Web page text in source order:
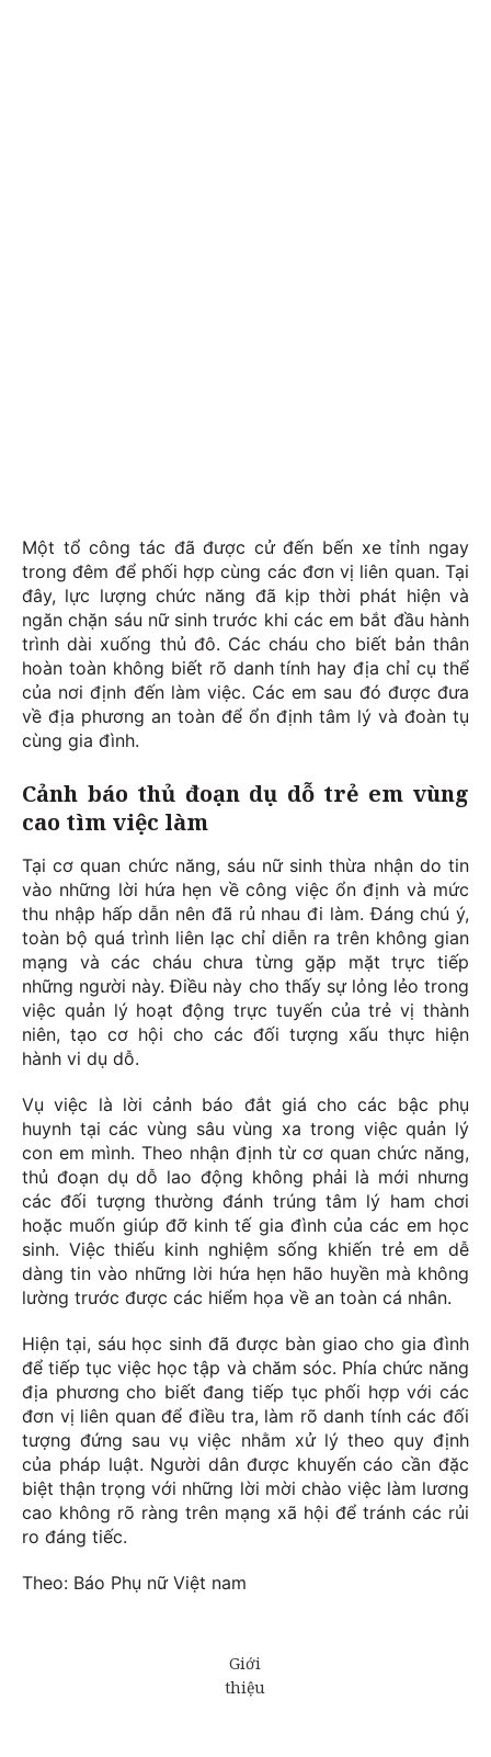
Một tổ công tác đã được cử đến bến xe tỉnh ngay
trong đêm để phối hợp cùng các đơn vị liên quan. Tại
đây, lực lượng chức năng đã kịp thời phát hiện và
ngăn chặn sáu nữ sinh trước khi các em bắt đầu hành
trình dài xuống thủ đô. Các cháu cho biết bản thân
hoàn toàn không biết rõ danh tính hay địa chỉ cụ thể
của nơi định đến làm việc. Các em sau đó được đưa
về địa phương an toàn để ổn định tâm lý và đoàn tụ
cùng gia đình.
Cảnh báo thủ đoạn dụ dỗ trẻ em vùng
cao tìm việc làm
Tại cơ quan chức năng, sáu nữ sinh thừa nhận do tin
vào những lời hứa hẹn về công việc ổn định và mức
thu nhập hấp dẫn nên đã rủ nhau đi làm. Đáng chú ý,
toàn bộ quá trình liên lạc chỉ diễn ra trên không gian
mạng và các cháu chưa từng gặp mặt trực tiếp
những người này. Điều này cho thấy sự lỏng lẻo trong
việc quản lý hoạt động trực tuyến của trẻ vị thành
niên, tạo cơ hội cho các đối tượng xấu thực hiện
hành vi dụ dỗ.
Vụ việc là lời cảnh báo đắt giá cho các bậc phụ
huynh tại các vùng sâu vùng xa trong việc quản lý
con em mình. Theo nhận định từ cơ quan chức năng,
thủ đoạn dụ dỗ lao động không phải là mới nhưng
các đối tượng thường đánh trúng tâm lý ham chơi
hoặc muốn giúp đỡ kinh tế gia đình của các em học
sinh. Việc thiếu kinh nghiệm sống khiến trẻ em dễ
dàng tin vào những lời hứa hẹn hão huyền mà không
lường trước được các hiểm họa về an toàn cá nhân.
Hiện tại, sáu học sinh đã được bàn giao cho gia đình
để tiếp tục việc học tập và chăm sóc. Phía chức năng
địa phương cho biết đang tiếp tục phối hợp với các
đơn vị liên quan để điều tra, làm rõ danh tính các đối
tượng đứng sau vụ việc nhằm xử lý theo quy định
của pháp luật. Người dân được khuyến cáo cần đặc
biệt thận trọng với những lời mời chào việc làm lương
cao không rõ ràng trên mạng xã hội để tránh các rủi
ro đáng tiếc.
Theo: Báo Phụ nữ Việt nam